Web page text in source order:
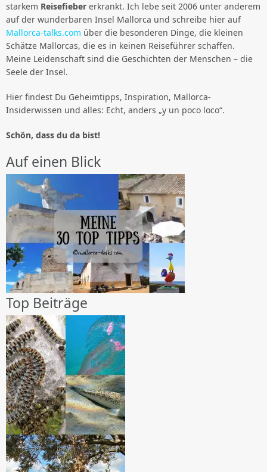
starkem Reisefieber erkrankt. Ich lebe seit 2006 unter anderem
auf der wunderbaren Insel Mallorca und schreibe hier auf
Mallorca-talks.com über die besonderen Dinge, die kleinen
Schätze Mallorcas, die es in keinen Reiseführer schaffen.
Meine Leidenschaft sind die Geschichten der Menschen – die
Seele der Insel.
Hier findest Du Geheimtipps, Inspiration, Mallorca-
Insiderwissen und alles: Echt, anders „y un poco loco“.
Schön, dass du da bist!
Auf einen Blick
Top Beiträge